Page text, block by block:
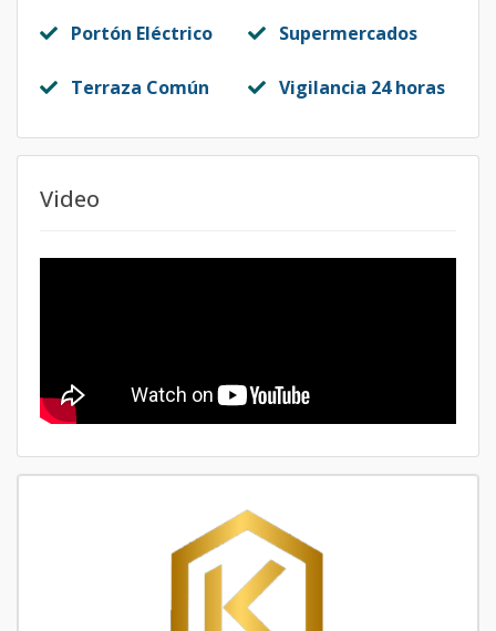
Portón Eléctrico Supermercados
Terraza Común Vigilancia 24 horas
Video